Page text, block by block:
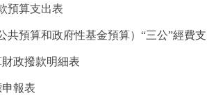
預算支出表
共預算和政府性基金預算）“三公”經費
政撥款明細表
報表